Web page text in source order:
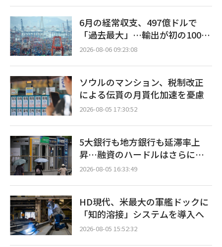
6月の経常収支、497億ドルで
「過去最大」…輸出が初の1000
億ドル突破
2026-08-06 09:23:08
ソウルのマンション、税制改正
による伝貰の月貰化加速を憂慮
2026-08-05 17:30:52
5大銀行も地方銀行も延滞率上
昇…融資のハードルはさらに高
く
2026-08-05 16:33:49
HD現代、米最大の軍艦ドックに
「知的溶接」システムを導入へ
2026-08-05 15:52:32